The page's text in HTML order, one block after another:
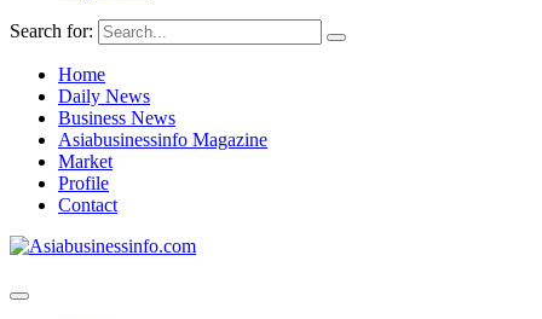
Search for:
Home
Daily News
Business News
Asiabusinessinfo Magazine
Market
Profile
Contact